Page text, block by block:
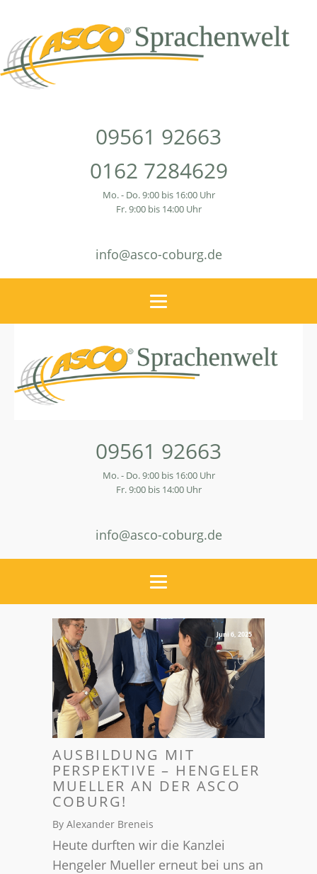
09561 92663
0162 7284629
Mo. - Do. 9:00 bis 16:00 Uhr
Fr. 9:00 bis 14:00 Uhr
info@asco-coburg.de
09561 92663
Mo. - Do. 9:00 bis 16:00 Uhr
Fr. 9:00 bis 14:00 Uhr
info@asco-coburg.de
Juni 6, 2025
AUSBILDUNG MIT
PERSPEKTIVE – HENGELER
MUELLER AN DER ASCO
COBURG!
By Alexander Breneis
Heute durften wir die Kanzlei
Hengeler Mueller erneut bei uns an